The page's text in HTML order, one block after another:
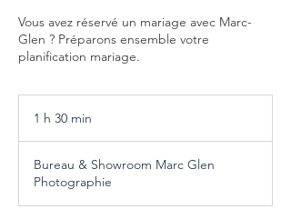
Vous avez réservé un mariage avec Marc-
Glen ? Préparons ensemble votre
planification mariage.
1 h 30 min
m
i
n
Bureau & Showroom Marc Glen
Photographie